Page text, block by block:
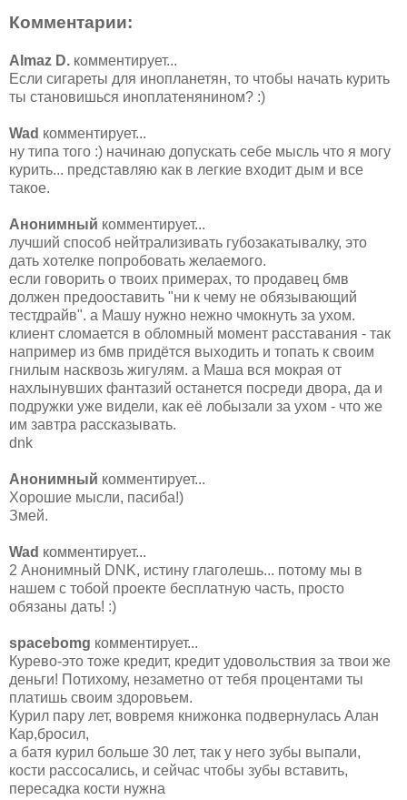
Комментарии:
Almaz D. комментирует...
Если сигареты для инопланетян, то чтобы начать курить
ты становишься иноплатенянином? :)
Wad комментирует...
ну типа того :) начинаю допускать себе мысль что я могу
курить... представляю как в легкие входит дым и все
такое.
Анонимный комментирует...
лучший способ нейтрализивать губозакатывалку, это
дать хотелке попробовать желаемого.
если говорить о твоих примерах, то продавец бмв
должен предооставить "ни к чему не обязывающий
тестдрайв". а Машу нужно нежно чмокнуть за ухом.
клиент сломается в обломный момент расставания - так
например из бмв придётся выходить и топать к своим
гнилым насквозь жигулям. а Маша вся мокрая от
нахлынувших фантазий останется посреди двора, да и
подружки уже видели, как её лобызали за ухом - что же
им завтра рассказывать.
dnk
Анонимный комментирует...
Хорошие мысли, пасиба!)
Змей.
Wad комментирует...
2 Анонимный DNK, истину глаголешь... потому мы в
нашем с тобой проекте бесплатную часть, просто
обязаны дать! :)
spacebomg комментирует...
Курево-это тоже кредит, кредит удовольствия за твои же
деньги! Потихому, незаметно от тебя процентами ты
платишь своим здоровьем.
Курил пару лет, вовремя книжонка подвернулась Алан
Кар,бросил,
а батя курил больше 30 лет, так у него зубы выпали,
кости рассосались, и сейчас чтобы зубы вставить,
пересадка кости нужна